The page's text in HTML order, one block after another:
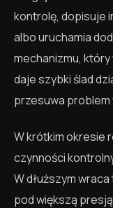
kontrolę, dopisuje
albo uruchamia
mechanizmu,
daje szybki ślad
przesuwa
W krótkim okresie
czynności
W dłuższym
pod większą